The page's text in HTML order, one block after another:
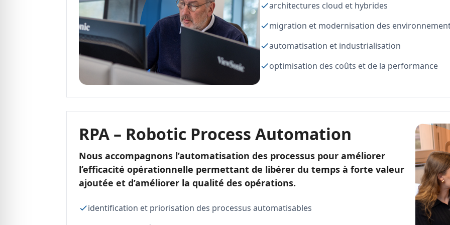
architectures cloud et hybrides
migration et modernisation des
automatisation et industrialisation
optimisation des coûts et de la performance
RPA – Robotic Process Automation
Nous accompagnons l’automatisation des processus pour améliorer
l’efficacité opérationnelle permettant de libérer du temps à forte valeur
ajoutée et d’améliorer la qualité des opérations.
identification et priorisation des processus automatisables